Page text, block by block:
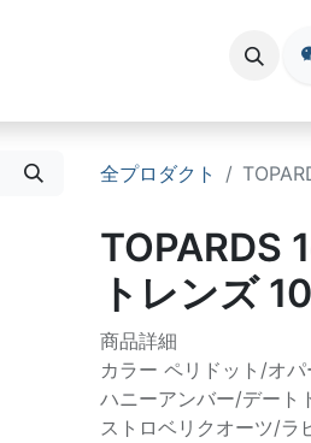
全プロダクト
TOPARDS
トレンズ
商品詳細
カラー ペリドット/オパ
ハニーアンバー/デート
ストロベリクオーツ/ラ